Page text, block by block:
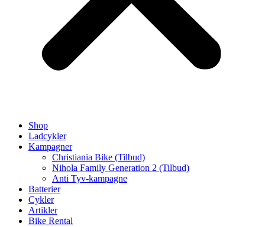
Shop
Ladcykler
Kampagner
Christiania Bike (Tilbud)
Nihola Family Generation 2 (Tilbud)
Anti Tyv-kampagne
Batterier
Cykler
Artikler
Bike Rental